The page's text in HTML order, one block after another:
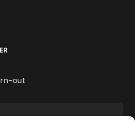
out